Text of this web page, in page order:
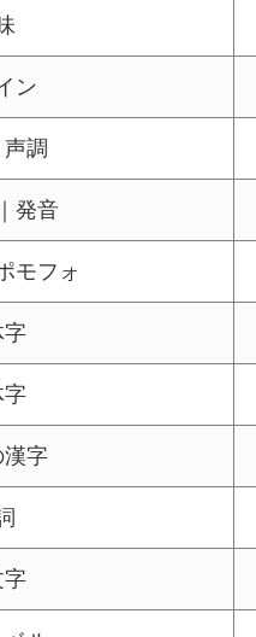
ン
調
発音
モフォ
字
字
漢字
字